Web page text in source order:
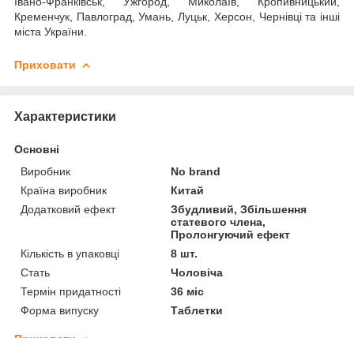
Кременчук, Павлоград, Умань, Луцьк, Херсон, Чернівці та інші
міста України.
Приховати
Характеристики
Основні
Виробник
No brand
Країна виробник
Китай
Додатковий ефект
Збудливий, Збільшення
статевого члена,
Пролонгуючий ефект
Кількість в упаковці
8 шт.
Стать
Чоловіча
Термін придатності
36 міс
Форма випуску
Таблетки